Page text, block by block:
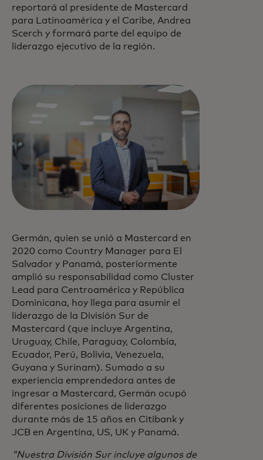
reportará al presidente de Mastercard
para Latinoamérica y el Caribe, Andrea
Scerch y formará parte del equipo de
liderazgo ejecutivo de la región.
Germán, quien se unió a Mastercard en
2020 como Country Manager para El
Salvador y Panamá, posteriormente
amplió su responsabilidad como Cluster
Lead para Centroamérica y República
Dominicana, hoy llega para asumir el
liderazgo de la División Sur de
Mastercard (que incluye Argentina,
Uruguay, Chile, Paraguay, Colombia,
Ecuador, Perú, Bolivia, Venezuela,
Guyana y Surinam). Sumado a su
experiencia emprendedora antes de
ingresar a Mastercard, Germán ocupó
diferentes posiciones de liderazgo
durante más de 15 años en Citibank y
JCB en Argentina, US, UK y Panamá.
"Nuestra División Sur incluye algunos de